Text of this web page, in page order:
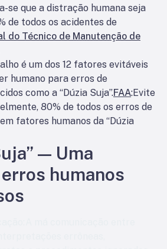
se que a distração humana seja
de todos os acidentes de
do Técnico de Manutenção de
é um dos 12 fatores evitáveis
humano para erros de
como a “Dúzia Suja”.FAA:Evite
80% de todos os erros de
fatores humanos da “Dúzia
— Uma
humanos